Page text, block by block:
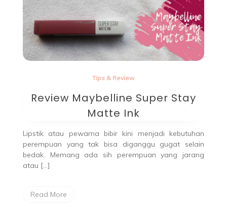
Tips & Review
Review Maybelline Super Stay
Matte Ink
Lipstik atau pewarna bibir kini menjadi kebutuhan
perempuan yang tak bisa diganggu gugat selain
bedak. Memang ada sih perempuan yang jarang
atau […]
Read More